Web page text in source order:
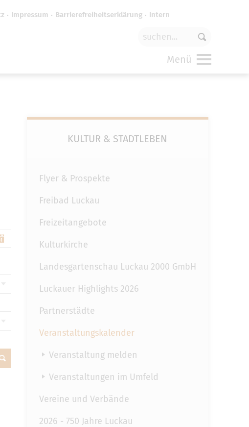
Impressum Barrierefreiheitserklärung Intern
Menü
KULTUR & STADTLEBEN
Flyer & Prospekte
Freibad Luckau
Freizeitangebote
Kulturkirche
Landesgartenschau Luckau 2000 GmbH
Luckauer Highlights 2026
Partnerstädte
Veranstaltungskalender
Veranstaltung melden
Veranstaltungen im Umfeld
Vereine und Verbände
2026 - 750 Jahre Luckau
in den